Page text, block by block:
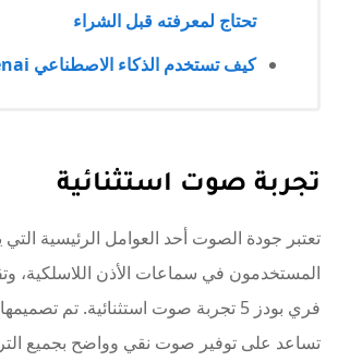
تحتاج لمعرفته قبل الشراء
كيف تستخدم الذكاء الاصطناعي openai
تجربة صوت استثنائية
تعتبر جودة الصوت أحد العوامل الرئيسية
المستخدمون في سماعات الأذن اللاسلكية،
فري بودز 5 تجربة صوت استثنائية. تم
تساعد على توفير صوت نقي وواضح بجميع